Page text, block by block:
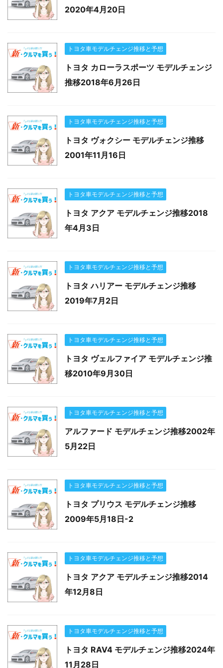
2020年4月20日
トヨタ車モデルチェンジ推移と予想
トヨタ カローラスポーツ モデルチェンジ
推移2018年6月26日
トヨタ車モデルチェンジ推移と予想
トヨタ ヴォクシー モデルチェンジ推移
2001年11月16日
トヨタ車モデルチェンジ推移と予想
トヨタ アクア モデルチェンジ推移2018
年4月3日
トヨタ車モデルチェンジ推移と予想
トヨタ ハリアー モデルチェンジ推移
2019年7月2日
トヨタ車モデルチェンジ推移と予想
トヨタ ヴェルファイア モデルチェンジ推
移2010年9月30日
トヨタ車モデルチェンジ推移と予想
アルファード モデルチェンジ推移2002年
5月22日
トヨタ車モデルチェンジ推移と予想
トヨタ プリウス モデルチェンジ推移
2009年5月18日-2
トヨタ車モデルチェンジ推移と予想
トヨタ アクア モデルチェンジ推移2014
年12月8日
トヨタ車モデルチェンジ推移と予想
トヨタ RAV4 モデルチェンジ推移2024年
11月28日